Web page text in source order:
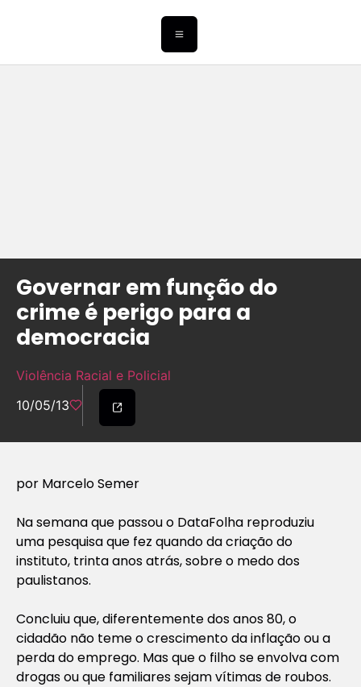
Governar em função do
crime é perigo para a
democracia
Violência Racial e Policial
10/05/13
por Marcelo Semer
Na semana que passou o DataFolha reproduziu
uma pesquisa que fez quando da criação do
instituto, trinta anos atrás, sobre o medo dos
paulistanos.
Concluiu que, diferentemente dos anos 80, o
cidadão não teme o crescimento da inflação ou a
perda do emprego. Mas que o filho se envolva com
drogas ou que familiares sejam vítimas de roubos.